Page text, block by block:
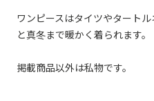
ワンピースはタイツやタート
と真冬まで暖かく着られます。
掲載商品以外は私物です。